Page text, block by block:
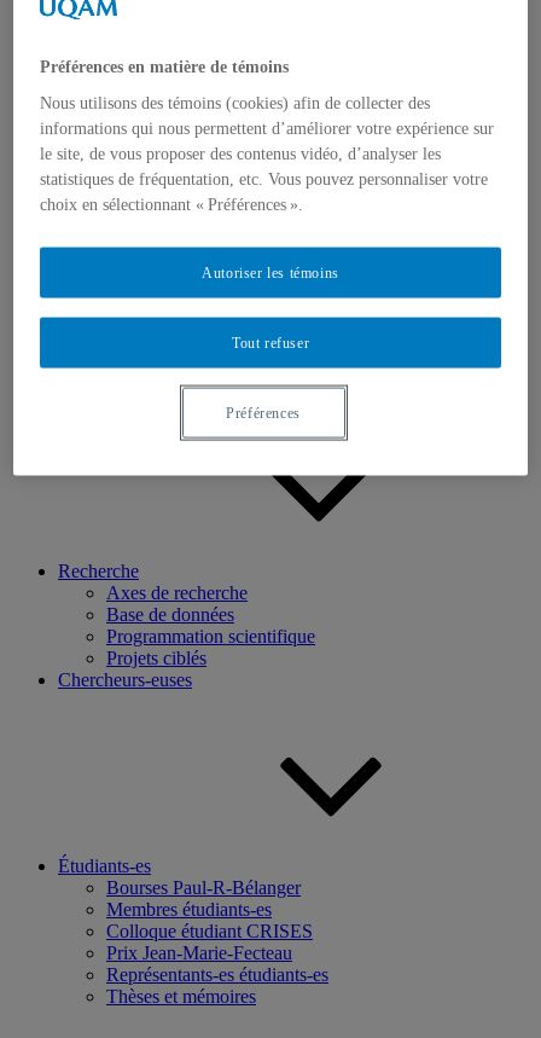
Dans les médias
Événements à venir
Archives et bilans
Colloque international CRISES
Perspectives et dialogue
Vidéos et baladodiffusions
Recherche
Axes de recherche
Base de données
Programmation scientifique
Projets ciblés
Chercheurs-euses
Étudiants-es
Bourses Paul-R-Bélanger
Membres étudiants-es
Colloque étudiant CRISES
Prix Jean-Marie-Fecteau
Représentants-es étudiants-es
Thèses et mémoires
Préférences en matière de témoins
Nous utilisons des témoins (cookies) afin de collecter des
informations qui nous permettent d’améliorer votre expérience sur
le site, de vous proposer des contenus vidéo, d’analyser les
statistiques de fréquentation, etc. Vous pouvez personnaliser votre
choix en sélectionnant « Préférences ».
Tout refuser
Autoriser les témoins
Préférences